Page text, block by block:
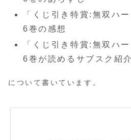
「くじ引き特賞:無双ハ
6巻の感想
「くじ引き特賞:無双ハ
6巻が読めるサブスク紹介
について書いています。